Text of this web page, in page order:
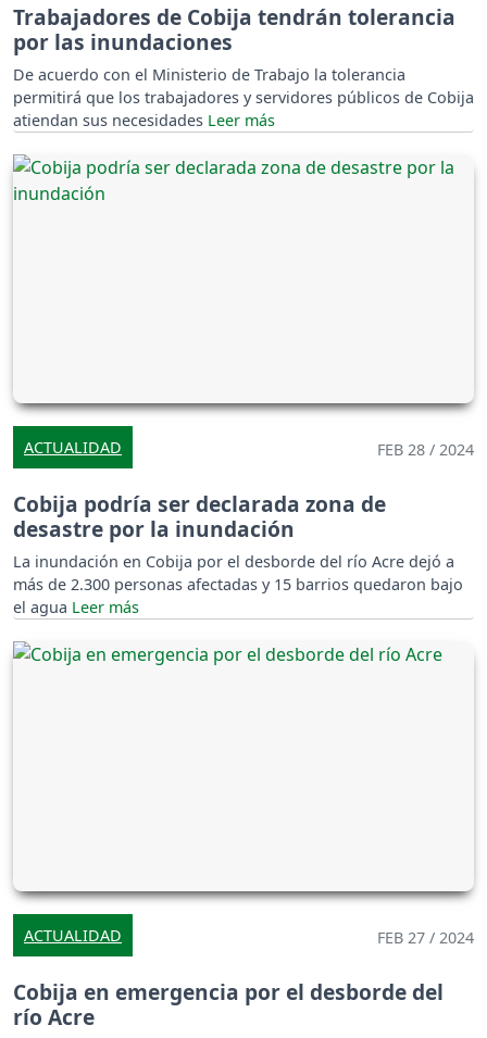
Trabajadores de Cobija tendrán tolerancia
por las inundaciones
De acuerdo con el Ministerio de Trabajo la tolerancia
permitirá que los trabajadores y servidores públicos de Cobija
atiendan sus necesidades
ACTUALIDAD FEB 28 / 2024
Cobija podría ser declarada zona de
desastre por la inundación
La inundación en Cobija por el desborde del río Acre dejó a
más de 2.300 personas afectadas y 15 barrios quedaron bajo
el agua
ACTUALIDAD FEB 27 / 2024
Cobija en emergencia por el desborde del
río Acre